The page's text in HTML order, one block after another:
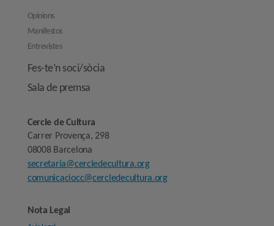
Opinions
Manifestos
Entrevistes
Fes-te’n soci/sòcia
Sala de premsa
Cercle de Cultura
Carrer Provença, 298
08008 Barcelona
secretaria@cercledecultura.org
comunicaciocc@cercledecultura.org
Nota Legal